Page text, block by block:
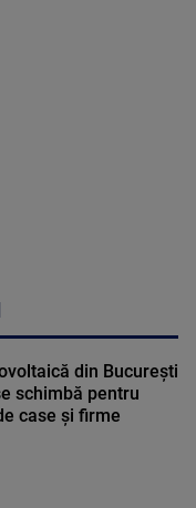
din București
schimbă pentru
case și firme